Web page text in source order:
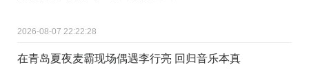
2026-08-07 22:22:28
在青岛夏夜麦霸现场偶遇李行亮 回归音乐本真